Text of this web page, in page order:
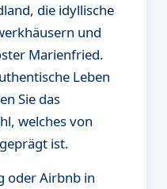
die idyllische
und
Marienfried.
Leben
Sie das
welches von
ist.
oder Airbnb in